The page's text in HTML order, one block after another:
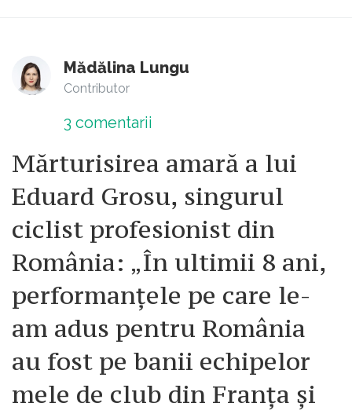
Mădălina Lungu
Contributor
3 comentarii
Mărturisirea amară a lui
Eduard Grosu, singurul
ciclist profesionist din
România: „În ultimii 8 ani,
performanțele pe care le-
am adus pentru România
au fost pe banii echipelor
mele de club din Franța și